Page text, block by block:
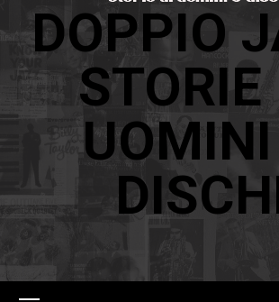
DOPPIO
STORIE